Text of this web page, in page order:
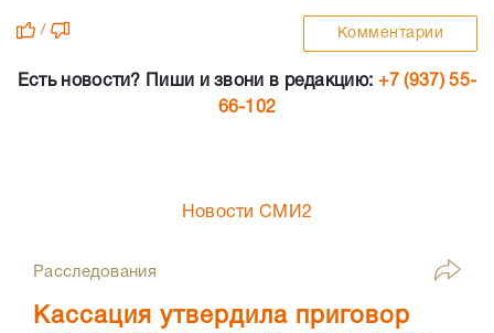
/ Комментарии
Есть новости? Пиши и звони в редакцию: +7 (937) 55-
66-102
Новости СМИ2
Расследования
Кассация утвердила приговор